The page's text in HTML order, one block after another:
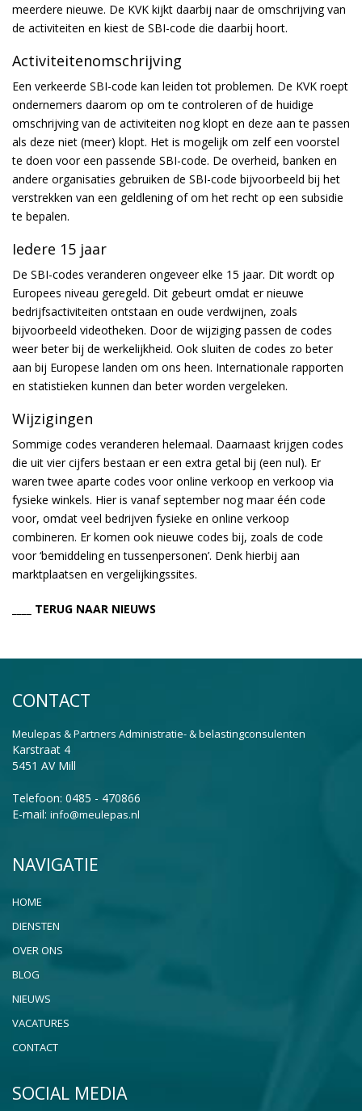
meerdere nieuwe. De KVK kijkt daarbij naar de omschrijving van
de activiteiten en kiest de SBI-code die daarbij hoort.
Activiteitenomschrijving
Een verkeerde SBI-code kan leiden tot problemen. De KVK roept
ondernemers daarom op om te controleren of de huidige
omschrijving van de activiteiten nog klopt en deze aan te passen
als deze niet (meer) klopt. Het is mogelijk om zelf een voorstel
te doen voor een passende SBI-code. De overheid, banken en
andere organisaties gebruiken de SBI-code bijvoorbeeld bij het
verstrekken van een geldlening of om het recht op een subsidie
te bepalen.
Iedere 15 jaar
De SBI-codes veranderen ongeveer elke 15 jaar. Dit wordt op
Europees niveau geregeld. Dit gebeurt omdat er nieuwe
bedrijfsactiviteiten ontstaan en oude verdwijnen, zoals
bijvoorbeeld videotheken. Door de wijziging passen de codes
weer beter bij de werkelijkheid. Ook sluiten de codes zo beter
aan bij Europese landen om ons heen. Internationale rapporten
en statistieken kunnen dan beter worden vergeleken.
Wijzigingen
Sommige codes veranderen helemaal. Daarnaast krijgen codes
die uit vier cijfers bestaan er een extra getal bij (een nul). Er
waren twee aparte codes voor online verkoop en verkoop via
fysieke winkels. Hier is vanaf september nog maar één code
voor, omdat veel bedrijven fysieke en online verkoop
combineren. Er komen ook nieuwe codes bij, zoals de code
voor ‘bemiddeling en tussenpersonen’. Denk hierbij aan
marktplaatsen en vergelijkingssites.
____ TERUG NAAR NIEUWS
CONTACT
Meulepas & Partners Administratie- & belastingconsulenten
Karstraat 4
5451 AV Mill
Telefoon: 0485 - 470866
E-mail: info@meulepas.nl
NAVIGATIE
HOME
DIENSTEN
OVER ONS
BLOG
NIEUWS
VACATURES
CONTACT
SOCIAL MEDIA